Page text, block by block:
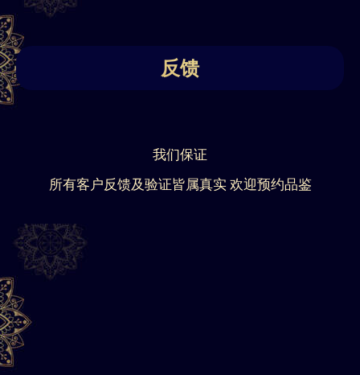
反馈
我们保证
所有客户反馈及验证皆属真实 欢迎预约品鉴